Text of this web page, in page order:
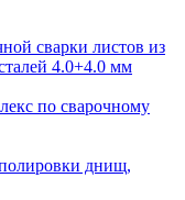
сварки листов из
4.0+4.0 мм
по сварочному
днищ,